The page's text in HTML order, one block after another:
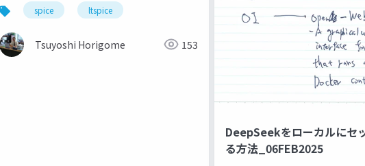
spice ltspice
Tsuyoshi Horigome 153
DeepSeekをローカルにセ
る方法_06FEB2025